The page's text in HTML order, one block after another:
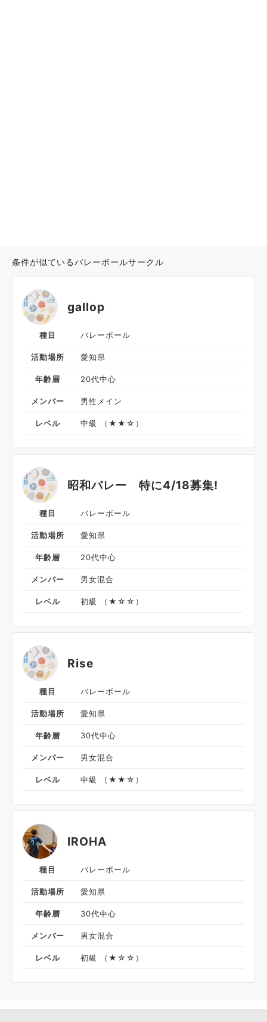
条件が似ているバレーボールサークル
gallop
種目 バレーボール
活動場所 愛知県
年齢層 20代中心
メンバー 男性メイン
レベル 中級 （★★☆）
昭和バレー 特に4/18募集!
種目 バレーボール
活動場所 愛知県
年齢層 20代中心
メンバー 男女混合
レベル 初級 （★☆☆）
Rise
種目 バレーボール
活動場所 愛知県
年齢層 30代中心
メンバー 男女混合
レベル 中級 （★★☆）
IROHA
種目 バレーボール
活動場所 愛知県
年齢層 30代中心
メンバー 男女混合
レベル 初級 （★☆☆）